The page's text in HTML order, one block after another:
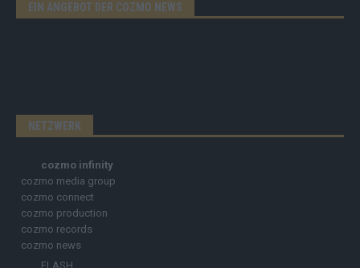
EIN ANGEBOT DER COZMO NEWS
NETZWERK
cozmo infinity
cozmo media group
cozmo connect
cozmo production
cozmo records
cozmo news
FLASH